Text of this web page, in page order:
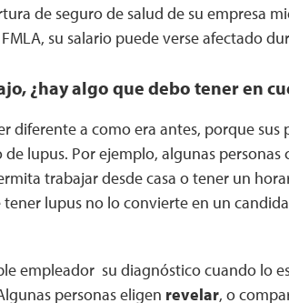
de seguro de salud de su empresa
su salario puede verse afectado
¿hay algo que debo tener en
diferente a como era antes, porque sus
lupus. Por ejemplo, algunas personas
trabajar desde casa o tener un
lupus no lo convierte en un
empleador su diagnóstico cuando lo
personas eligen revelar, o